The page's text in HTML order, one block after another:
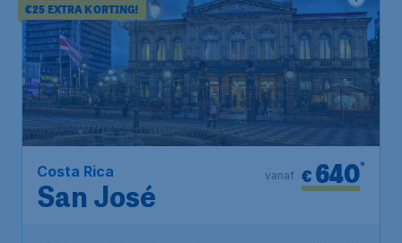
€25 EXTRA KORTING!
Costa Rica
San José
€ 640*
vanaf